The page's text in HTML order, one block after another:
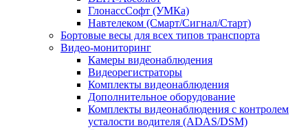
ГлонассСофт (УМКа)
Навтелеком (Смарт/Сигнал/Старт)
Бортовые весы для всех типов транспорта
Видео-мониторинг
Камеры видеонаблюдения
Видеорегистраторы
Комплекты видеонаблюдения
Дополнительное оборудование
Комплекты видеонаблюдения с контролем
усталости водителя (ADAS/DSM)